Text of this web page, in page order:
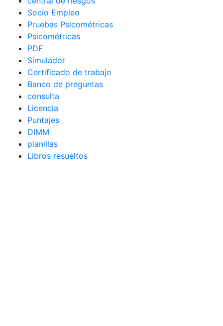
Socio Empleo
Pruebas Psicométricas
Psicométricas
PDF
Simulador
Certificado de trabajo
Banco de preguntas
consulta
Licencia
Puntajes
DIMM
planillas
Libros resueltos